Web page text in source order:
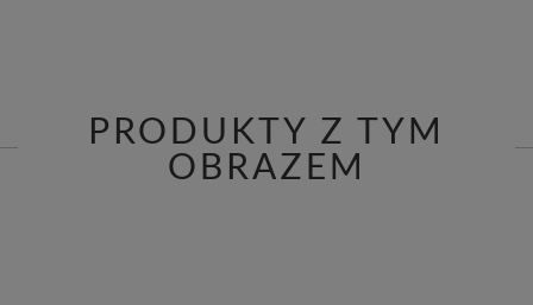
PRODUKTY Z TYM
OBRAZEM